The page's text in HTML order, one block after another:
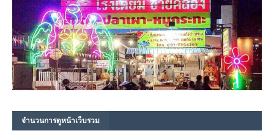
จำนวนการดูหน้าเว็บรวม